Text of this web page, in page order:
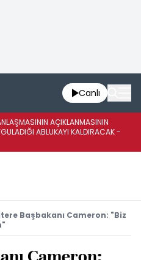
Canlı
AÇIKLANMASININ
ABLUKAYI KALDIRACAK -
Başbakanı Cameron: "Biz